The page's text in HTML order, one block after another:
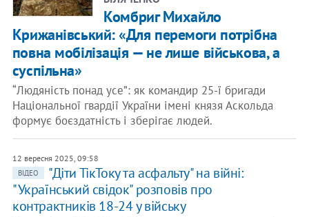
Комбриг Михайло
Крижанівський: «Для перемоги потрібна
повна мобілізація — не лише військова, а
суспільна»
“Людяність понад усе”: як командир 25-ї бригади
Національної гвардії України імені князя Аскольда
формує боєздатність і зберігає людей.
12 вересня 2025, 09:58
ВІДЕО
"Діти ТікТоку та асфальту" на війні:
"Український свідок" розповів про
контрактників 18-24 у війську